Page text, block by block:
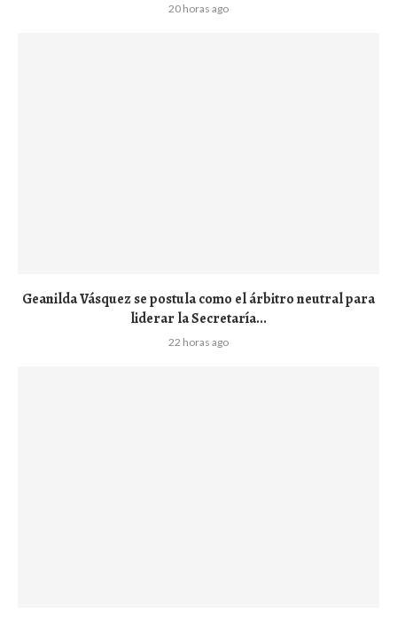
20 horas ago
Geanilda Vásquez se postula como el árbitro neutral para
liderar la Secretaría...
22 horas ago